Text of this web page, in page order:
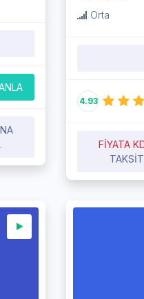
Orta
4.93
FIYATA